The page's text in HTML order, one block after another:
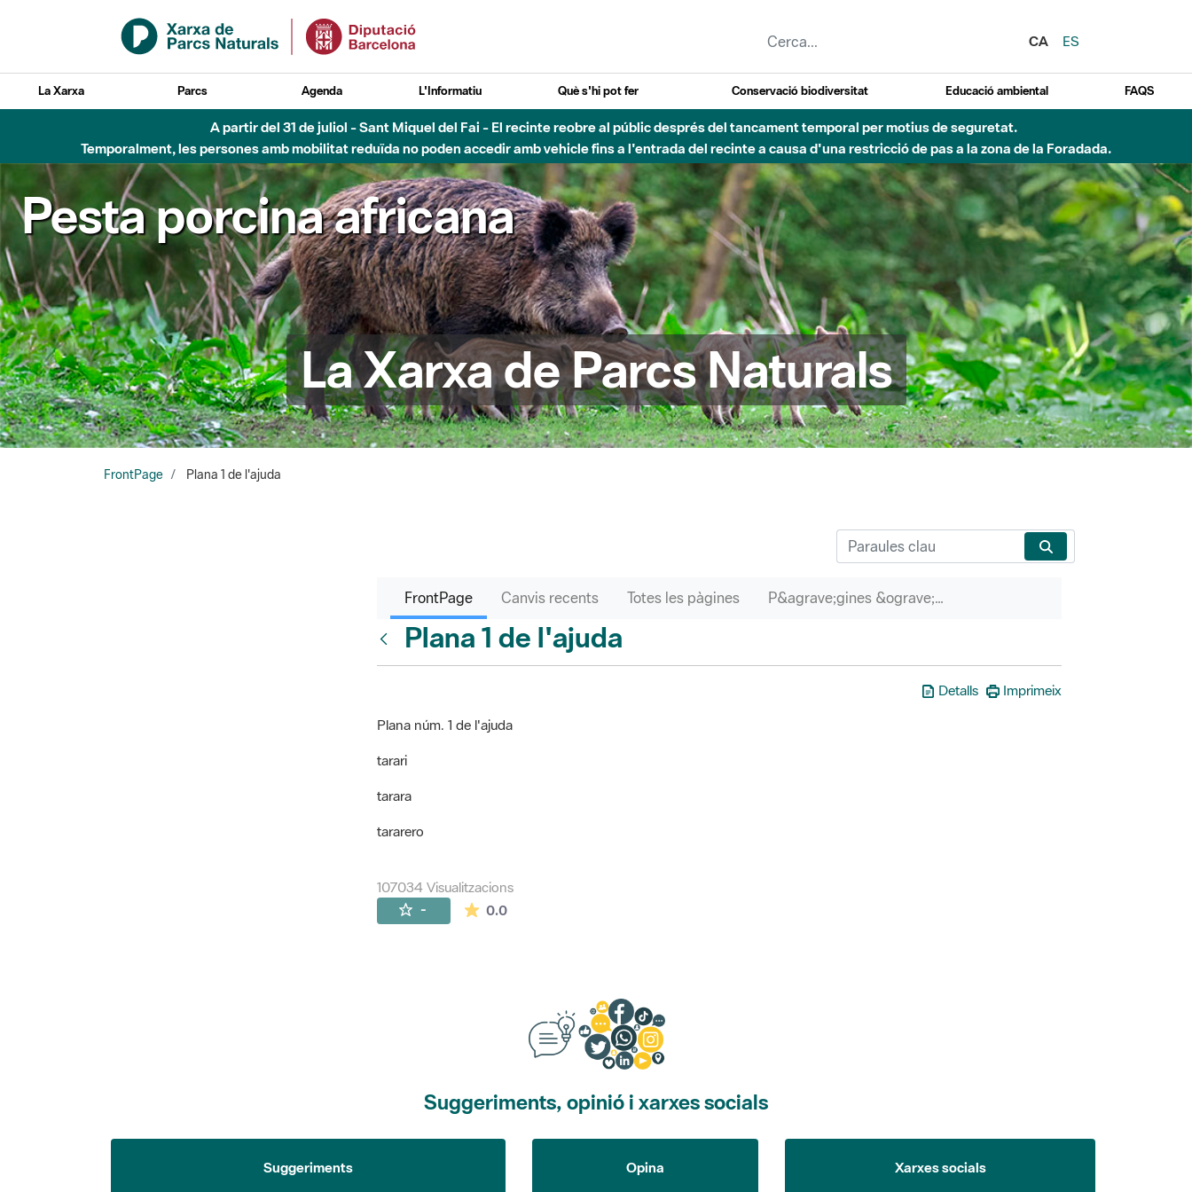
Salta al contingut principal
CA
ES
La Xarxa Parcs Agenda L'Informatiu Què s'hi pot fer Conservació biodiversitat Educació ambiental FAQS
A partir del 31 de juliol - Sant Miquel del Fai - El recinte reobre al públic després del tancament temporal per motius de seguretat.
Temporalment, les persones amb mobilitat reduïda no poden accedir amb vehicle fins a l'entrada del recinte a causa d'una restricció de pas a la zona de la Foradada.
Pesta porcina africana
La Xarxa de Parcs Naturals
FrontPage Plana 1 de l'ajuda
FrontPage Canvis recents Totes les pàgines P&agrave;gines &ograve;rfenes
Plana 1 de l'ajuda
Detalls
Imprimeix
Plana núm. 1 de l'ajuda
tarari
tarara
tararero
107034 Visualitzacions
- 0.0La mitjana de les valoracions és de 0 estrelles de 5.
Suggeriments, opinió i xarxes socials
Suggeriments Opina Xarxes socials